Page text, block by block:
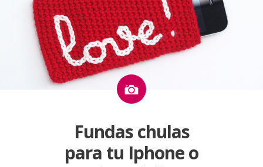
Imagen
Fundas chulas
para tu Iphone o